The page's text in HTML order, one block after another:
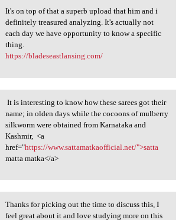
on top of that a superb
It's on top of that a superb upload that him and i
definitely treasured analyzing. It's actually not
each day we have opportunity to know a specific
thing.
https://bladeseastlansing.com/
is interesting to know
It is interesting to know how these sarees got their
name; in olden days while the cocoons of mulberry
silkworm were obtained from Karnataka and
Kashmir, <a
href="https://www.sattamatkaofficial.net/">satta
matta matka</a>
for picking out the
Thanks for picking out the time to discuss this, I
feel great about it and love studying more on this